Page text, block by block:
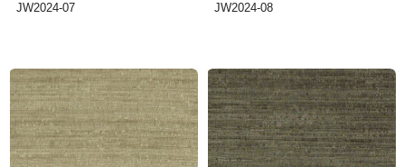
JW2024-07 JW2024-08